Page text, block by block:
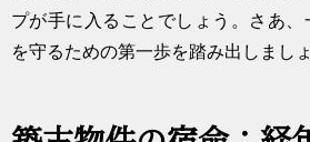
プが手に入ることでしょう。さあ
を守るための第一歩を踏み出しましょ